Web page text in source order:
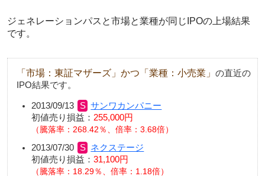
ジェネレーションパスと市場と業種が同じIPOの上場結果
です。
「市場：東証マザーズ」かつ「業種：小売業」 の直近の
IPO結果です。
2013/09/13
サンワカンパニー
初値売り損益： 255,000円
騰落率：268.42％、倍率：3.68倍
2013/07/30
ネクステージ
初値売り損益： 31,100円
騰落率：18.29％、倍率：1.18倍